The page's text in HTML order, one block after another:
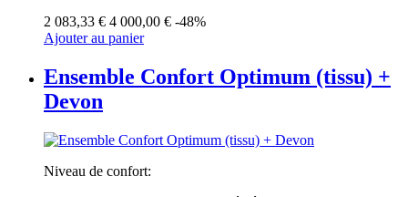
2 083,33 € 4 000,00 € -48%
Ajouter au panier
Ensemble Confort Optimum (tissu) +
Devon
Niveau de confort: